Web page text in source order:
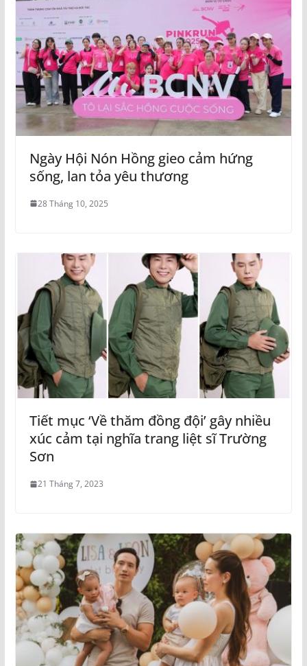
Ngày Hội Nón Hồng gieo cảm hứng
sống, lan tỏa yêu thương
28 Tháng 10, 2025
Tiết mục ‘Về thăm đồng đội’ gây nhiều
xúc cảm tại nghĩa trang liệt sĩ Trường
Sơn
21 Tháng 7, 2023